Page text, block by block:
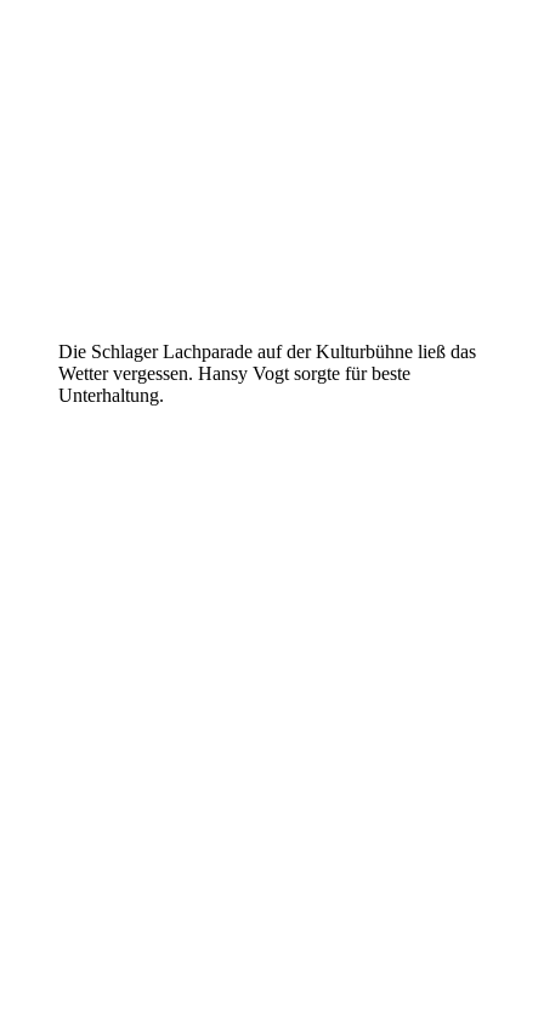
Die Schlager Lachparade auf der Kulturbühne ließ das
Wetter vergessen. Hansy Vogt sorgte für beste
Unterhaltung.